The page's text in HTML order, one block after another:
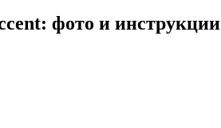
фото и инструкции